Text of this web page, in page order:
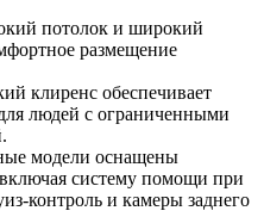
потолок и широкий
размещение
клиренс обеспечивает
людей с ограниченными
модели оснащены
систему помощи при
контроль и камеры заднего